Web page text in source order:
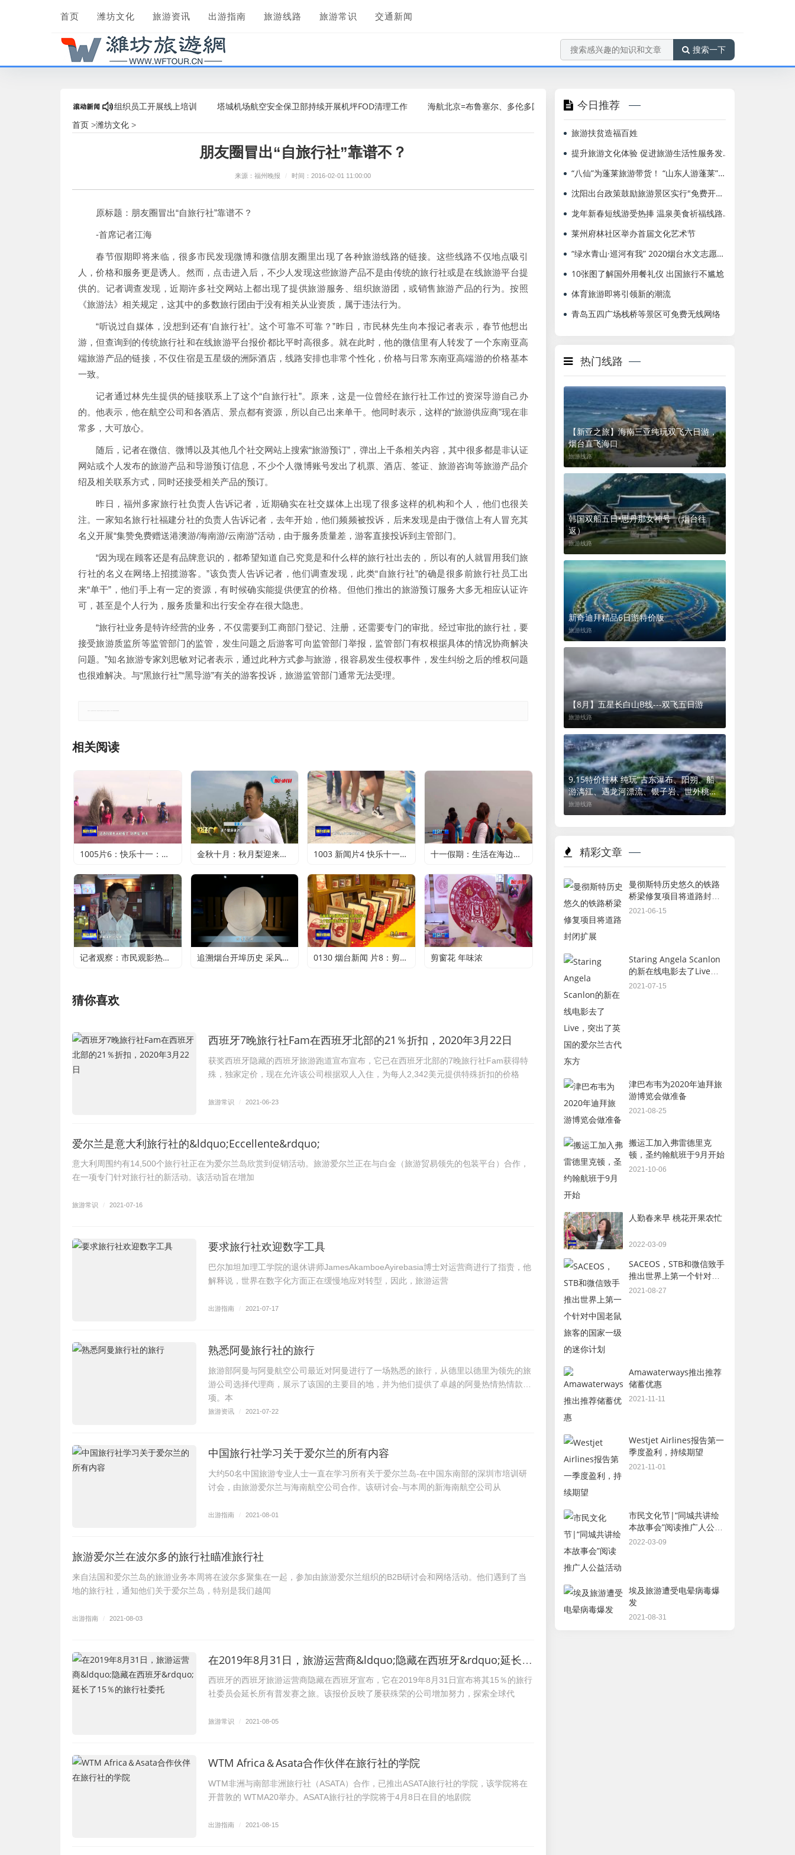
首页 潍坊文化 旅游资讯 出游指南 旅游线路 旅游常识 交通新闻
搜索一下
阿克苏机场货运部组织员工开展线上培训 塔城机场航空安全保卫部持续开展机坪FOD清理工作 海航北京=布鲁塞尔、多伦多国际航班增频至每周2班
海南航空荣获“2020年度全球能源管理领导奖”
首页 >潍坊文化 >
朋友圈冒出“自旅行社”靠谱不？
来源：福州晚报 / 时间：2016-02-01 11:00:00
原标题：朋友圈冒出“自旅行社”靠谱不？
-首席记者江海
春节假期即将来临，很多市民发现微博和微信朋友圈里出现了各种旅游线路的链接。这些线路不仅地点吸引
人，价格和服务更是诱人。然而，点击进入后，不少人发现这些旅游产品不是由传统的旅行社或是在线旅游平台提
供的。记者调查发现，近期许多社交网站上都出现了提供旅游服务、组织旅游团，或销售旅游产品的行为。按照
《旅游法》相关规定，这其中的多数旅行团由于没有相关从业资质，属于违法行为。
“听说过自媒体，没想到还有‘自旅行社’。这个可靠不可靠？”昨日，市民林先生向本报记者表示，春节他想出
游，但查询到的传统旅行社和在线旅游平台报价都比平时高很多。就在此时，他的微信里有人转发了一个东南亚高
端旅游产品的链接，不仅住宿是五星级的洲际酒店，线路安排也非常个性化，价格与日常东南亚高端游的价格基本
一致。
记者通过林先生提供的链接联系上了这个“自旅行社”。原来，这是一位曾经在旅行社工作过的资深导游自己办
的。他表示，他在航空公司和各酒店、景点都有资源，所以自己出来单干。他同时表示，这样的“旅游供应商”现在非
常多，大可放心。
随后，记者在微信、微博以及其他几个社交网站上搜索“旅游预订”，弹出上千条相关内容，其中很多都是非认证
网站或个人发布的旅游产品和导游预订信息，不少个人微博账号发出了机票、酒店、签证、旅游咨询等旅游产品介
绍及相关联系方式，同时还接受相关产品的预订。
昨日，福州多家旅行社负责人告诉记者，近期确实在社交媒体上出现了很多这样的机构和个人，他们也很关
注。一家知名旅行社福建分社的负责人告诉记者，去年开始，他们频频被投诉，后来发现是由于微信上有人冒充其
名义开展“集赞免费赠送港澳游/海南游/云南游”活动，由于服务质量差，游客直接投诉到主管部门。
“因为现在顾客还是有品牌意识的，都希望知道自己究竟是和什么样的旅行社出去的，所以有的人就冒用我们旅
行社的名义在网络上招揽游客。”该负责人告诉记者，他们调查发现，此类“自旅行社”的确是很多前旅行社员工出
来“单干”，他们手上有一定的资源，有时候确实能提供便宜的价格。但他们推出的旅游预订服务大多无相应认证许
可，甚至是个人行为，服务质量和出行安全存在很大隐患。
“旅行社业务是特许经营的业务，不仅需要到工商部门登记、注册，还需要专门的审批。经过审批的旅行社，要
接受旅游质监所等监管部门的监管，发生问题之后游客可向监管部门举报，监管部门有权根据具体的情况协商解决
问题。”知名旅游专家刘思敏对记者表示，通过此种方式参与旅游，很容易发生侵权事件，发生纠纷之后的维权问题
也很难解决。与“黑旅行社”“黑导游”有关的游客投诉，旅游监管部门通常无法受理。
相关阅读
1005片6：快乐十一：近郊游火爆 家门口轻松过假期 金秋十月：秋月梨迎来丰收 农户赚得满心欢喜 1003 新闻片4 快乐十一：寻特色旅游 享精彩假期 十一假期：生活在海边的正确打开方式
记者观察：市民观影热潮升温 电影行业加快复苏 追溯烟台开埠历史 采风团走进烟台山开埠陈列馆 0130 烟台新闻 片8：剪纸传承 不止于传统 剪窗花 年味浓
猜你喜欢
西班牙7晚旅行社Fam在西班牙北部的21％折扣，2020年3月22日
获奖西班牙隐藏的西班牙旅游跑道宣布宣布，它已在西班牙北部的7晚旅行社Fam获得特
殊，独家定价，现在允许该公司根据双人入住，为每人2,342美元提供特殊折扣的价格
旅游常识 / 2021-06-23
爱尔兰是意大利旅行社的&ldquo;Eccellente&rdquo;
意大利周围约有14,500个旅行社正在为爱尔兰岛欣赏到促销活动。旅游爱尔兰正在与白金（旅游贸易领先的包装平台）合作，
在一项专门针对旅行社的新活动。该活动旨在增加
旅游常识 / 2021-07-16
要求旅行社欢迎数字工具
巴尔加坦加理工学院的退休讲师JamesAkamboeAyirebasia博士对运营商进行了指责，他
解释说，世界在数字化方面正在缓慢地应对转型，因此，旅游运营
出游指南 / 2021-07-17
熟悉阿曼旅行社的旅行
旅游部阿曼与阿曼航空公司最近对阿曼进行了一场熟悉的旅行，从德里以德里为领先的旅
游公司选择代理商，展示了该国的主要目的地，并为他们提供了卓越的阿曼热情热情款
项。本
旅游资讯 / 2021-07-22
中国旅行社学习关于爱尔兰的所有内容
大约50名中国旅游专业人士一直在学习所有关于爱尔兰岛-在中国东南部的深圳市培训研
讨会，由旅游爱尔兰与海南航空公司合作。该研讨会-与本周的新海南航空公司从
出游指南 / 2021-08-01
旅游爱尔兰在波尔多的旅行社瞄准旅行社
来自法国和爱尔兰岛的旅游业务本周将在波尔多聚集在一起，参加由旅游爱尔兰组织的B2B研讨会和网络活动。他们遇到了当
地的旅行社，通知他们关于爱尔兰岛，特别是我们越闻
出游指南 / 2021-08-03
在2019年8月31日，旅游运营商&ldquo;隐藏在西班牙&rdquo;延长了15％的旅行社委托
西班牙的西班牙旅游运营商隐藏在西班牙宣布，它在2019年8月31日宣布将其15％的旅行
社委员会延长所有普发赛之旅。该报价反映了屡获殊荣的公司增加努力，探索全球代
旅游常识 / 2021-08-05
WTM Africa＆Asata合作伙伴在旅行社的学院
WTM非洲与南部非洲旅行社（ASATA）合作，已推出ASATA旅行社的学院，该学院将在
开普敦的 WTMA20举办。ASATA旅行社的学院将于4月8日在目的地剧院
出游指南 / 2021-08-15
今日推荐
旅游扶贫造福百姓
提升旅游文化体验 促进旅游生活性服务发展
“八仙”为蓬莱旅游带货！ “山东人游蓬莱”系列活动即将启动
沈阳出台政策鼓励旅游景区实行"免费开放日"
龙年新春短线游受热捧 温泉美食祈福线路走俏
莱州府林社区举办首届文化艺术节
“绿水青山·巡河有我” 2020烟台水文志愿巡河活动流程
10张图了解国外用餐礼仪 出国旅行不尴尬
体育旅游即将引领新的潮流
青岛五四广场栈桥等景区可免费无线网络
热门线路
【新亚之旅】海南三亚纯玩双飞六日游，
烟台直飞海口
旅游线路
韩国双船五日•思丹那女神号 （烟台往
返）
旅游线路
新奇迪拜精品6日游特价版
旅游线路
【8月】五星长白山B线---双飞五日游
旅游线路
9.15特价桂林 纯玩“古东瀑布、阳朔、船
游漓江、遇龙河漂流、银子岩、世外桃
源”五日游
旅游线路
精彩文章
曼彻斯特历史悠久的铁路
桥梁修复项目将道路封闭
扩展
2021-06-15
Staring Angela Scanlon
的新在线电影去了Live，
突出了英国的爱尔兰古代
2021-07-15
津巴布韦为2020年迪拜旅
游博览会做准备
2021-08-25
搬运工加入弗雷德里克
顿，圣约翰航班于9月开始
2021-10-06
人勤春来早 桃花开果农忙
2022-03-09
SACEOS，STB和微信致手
推出世界上第一个针对中
国老鼠旅客的国家一级的
2021-08-27
Amawaterways推出推荐
储蓄优惠
2021-11-11
Westjet Airlines报告第一
季度盈利，持续期望
2021-11-01
市民文化节|“同城共讲绘
本故事会”阅读推广人公益
活动
2022-03-09
埃及旅游遭受电晕病毒爆
发
2021-08-31